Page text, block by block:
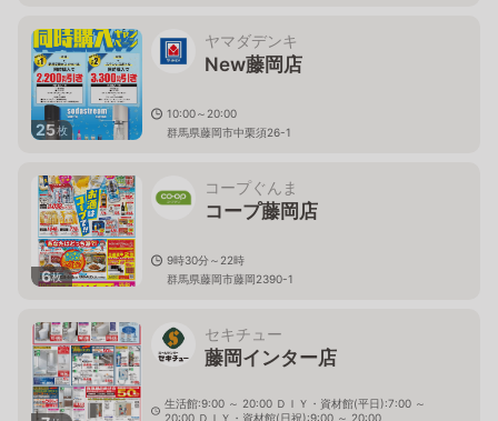
25枚
ヤマダデンキ
New藤岡店
10:00～20:00
群馬県藤岡市中栗須26-1
6枚
コープぐんま
コープ藤岡店
9時30分～22時
群馬県藤岡市藤岡2390-1
セキチュー
藤岡インター店
生活館:9:00 ～ 20:00 ＤＩＹ・資材館(平日):7:00 ～
20:00 ＤＩＹ・資材館(日祝):9:00 ～ 20:00